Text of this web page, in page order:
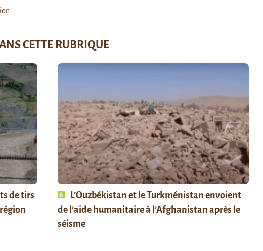
CETTE RUBRIQUE
de tirs
L’Ouzbékistan et le Turkménistan envoient
de l’aide humanitaire à l’Afghanistan après le
séisme